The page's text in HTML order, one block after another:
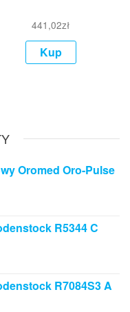
441,02zł
Kup
Oromed Oro-Pulse
R5344 C
R7084S3 A